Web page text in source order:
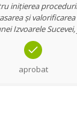
inițierea
și
Izvoarele
aprobat